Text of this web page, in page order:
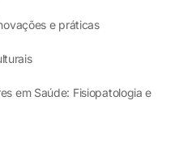
e práticas
Saúde: Fisiopatologia e